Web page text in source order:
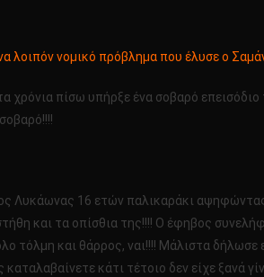
λοιπόν νομικό πρόβλημα που έλυσε ο
χρόνια πίσω υπήρξε ένα σοβαρό
Λυκάωνας 16 ετών παλικαράκι
και τα οπίσθια της!!!! Ο έφηβος
τόλμη και θάρρος, ναι!!!! Μάλιστα
κάτι τέτοιο δεν είχε ξανά